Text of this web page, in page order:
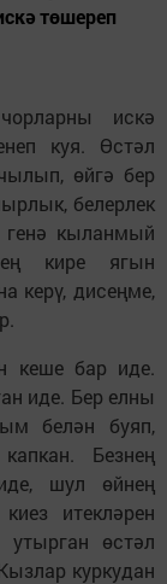
төшереп
искә
куя. Өстәл
өйгә бер
белерлек
генә кыланмый
кире ягын
керү, дисеңме,
кеше бар иде.
иде. Бер елны
белән буяп,
Безнең
шул өйнең
итекләрен
өстәл
куркудан